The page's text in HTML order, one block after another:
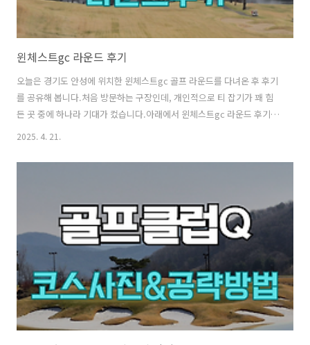
윈체스트gc 라운드 후기
오늘은 경기도 안성에 위치한 윈체스트gc 골프 라운드를 다녀온 후 후기
를 공유해 봅니다.처음 방문하는 구장인데, 개인적으로 티 잡기가 꽤 힘
든 곳 중에 하나라 기대가 컸습니다.아래에서 윈체스트gc 라운드 후기와
홀별 상황에 대해서 간략하게 정리해 보겠습니다. 라운드 정보[ 윈체스
time 07:20 - 그린피 17만 - 카트비 10만 (2.5만/인) - 캐디피 15만 (3.75
려있었습니다.티잉구역의 잔디는 살짝 긴 편으로, 우드티샷을 할 경우 숏
티..
2025. 4. 21.